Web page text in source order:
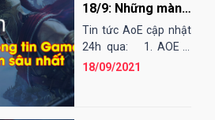
18/9: Những màn
tập trận cuối cùng
trước giải đấu lớn
Tin tức AoE cập nhật
24h qua: 1. AOE 4
chính thức cho phép
18/09/2021